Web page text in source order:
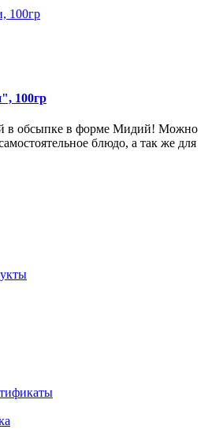
100гр
в обсыпке в форме Мидий! Можно
блюдо, а так же для